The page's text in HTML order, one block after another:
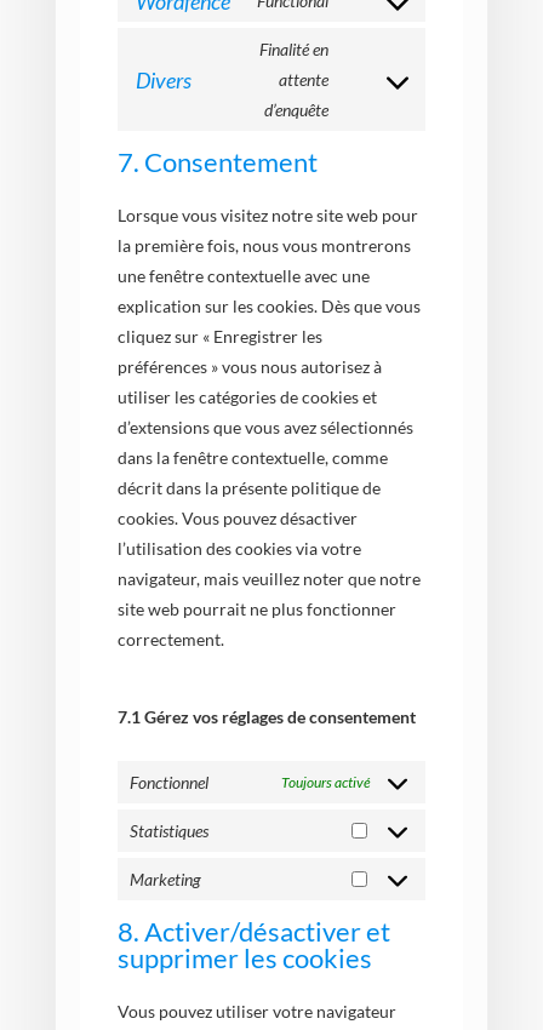
Consent
service
Divers
Finalité en
attente
d’enquête
Consent
7. Consentement
Lorsque vous visitez notre site web pour
la première fois, nous vous montrerons
une fenêtre contextuelle avec une
explication sur les cookies. Dès que vous
cliquez sur « Enregistrer les
préférences » vous nous autorisez à
utiliser les catégories de cookies et
d’extensions que vous avez sélectionnés
dans la fenêtre contextuelle, comme
décrit dans la présente politique de
cookies. Vous pouvez désactiver
l’utilisation des cookies via votre
navigateur, mais veuillez noter que notre
site web pourrait ne plus fonctionner
correctement.
7.1 Gérez vos réglages de consentement
Fonctionnel Toujours activé
Statistiques
Statistiques
Marketing
Marketing
8. Activer/désactiver et
supprimer les cookies
Vous pouvez utiliser votre navigateur